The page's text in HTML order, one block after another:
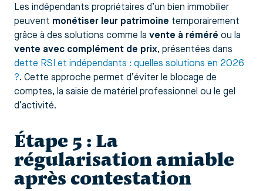
Les indépendants propriétaires d’un bien immobilier
peuvent monétiser leur patrimoine temporairement
grâce à des solutions comme la vente à réméré ou la
vente avec complément de prix, présentées dans
dette RSI et indépendants : quelles solutions en 2026
?. Cette approche permet d’éviter le blocage de
comptes, la saisie de matériel professionnel ou le gel
d’activité.
Étape 5 : La
régularisation amiable
après contestation